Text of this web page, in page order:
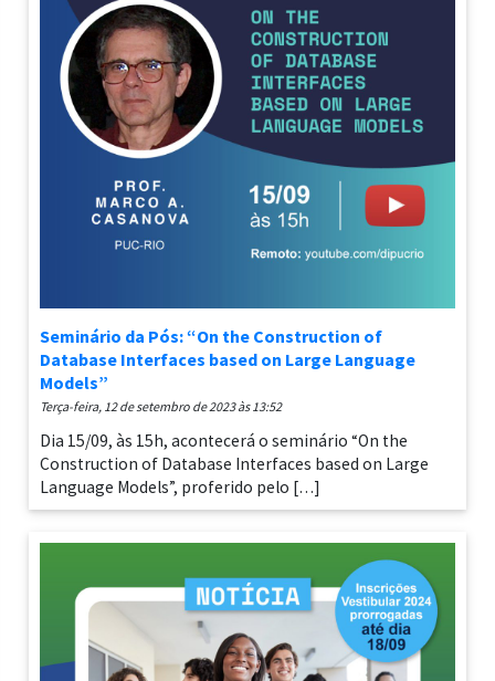
Seminário da Pós: “On the Construction of
Database Interfaces based on Large Language
Models”
terça-feira, 12 de setembro de 2023 às 13:52
Dia 15/09, às 15h, acontecerá o seminário “On the
Construction of Database Interfaces based on Large
Language Models”, proferido pelo […]